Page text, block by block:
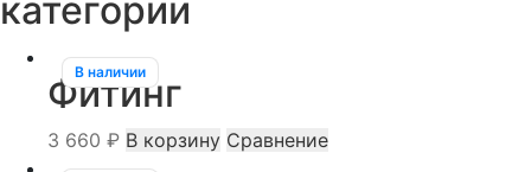
категории
В наличии
Фитинг
3 660 ₽ В корзину Сравнение